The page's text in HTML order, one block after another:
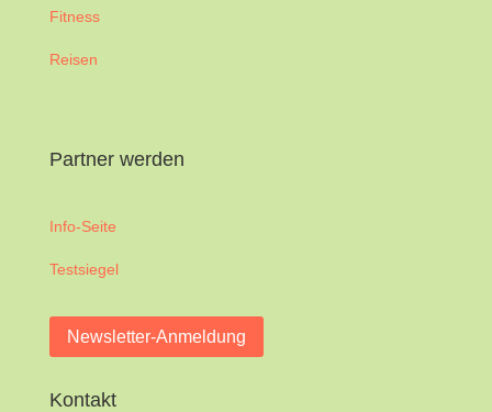
Fitness
Reisen
Partner werden
Info-Seite
Testsiegel
Newsletter-Anmeldung
Kontakt